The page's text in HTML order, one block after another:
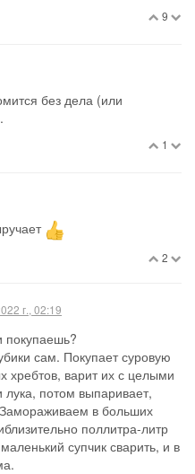
9
без дела (или
1
2
г., 02:19
покупаешь?
сам. Покупает суровую
хребтов, варит их с целыми
потом выпаривает,
в больших
поллитра-литр
супчик сварить, и в